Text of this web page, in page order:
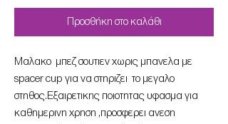
Προσθήκη στο καλάθι
Μαλακο μπεζ σουτιεν χωρις μπανελα με
spacer cup για να στηριζει το μεγαλο
στηθος.Εξαιρετικης ποιοτητας υφασμα για
καθημερινη χρηση ,προσφερει ανεση